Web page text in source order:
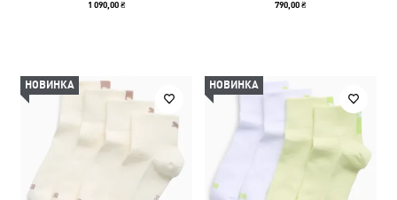
1 090,00 ₴ 790,00 ₴
НОВИНКА НОВИНКА